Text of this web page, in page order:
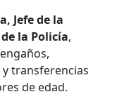
Jefe de la
la Policía,
transferencias
de edad.